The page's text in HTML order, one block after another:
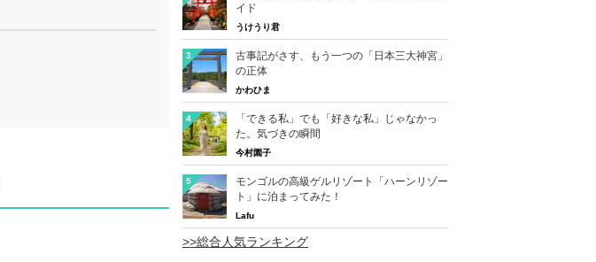
イド
うけうり君
3
古事記がさす、もう一つの「日本三大神宮」
の正体
かわひま
4
「できる私」でも「好きな私」じゃなかっ
た。気づきの瞬間
今村園子
5
モンゴルの高級ゲルリゾート「ハーンリゾー
ト」に泊まってみた！
Lafu
>>総合人気ランキング